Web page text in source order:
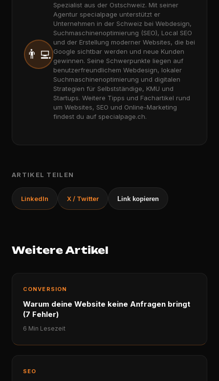
👨‍💻
Spezialist aus der Ostschweiz. Mit seiner
Agentur specialpage unterstützt er
Unternehmen in der Schweiz bei Webdesign,
Suchmaschinenoptimierung (SEO), Local SEO
und der Erstellung moderner Websites, die bei
Google sichtbar werden und neue Kunden
gewinnen. Seine Schwerpunkte liegen auf
benutzerfreundlichem Webdesign, lokaler
Suchmaschinenoptimierung und digitalen
Strategien für Selbstständige, KMU und
Startups. Weitere Tipps und Fachartikel rund
um Websites, SEO und Online-Marketing
findest du auf specialpage.ch.
ARTIKEL TEILEN
LinkedIn X / Twitter Link kopieren
Weitere Artikel
CONVERSION
Warum deine Website keine Anfragen bringt
(7 Fehler)
6 Min Lesezeit
SEO